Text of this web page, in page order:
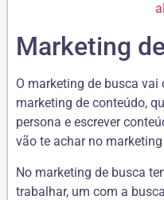
Marketing
O marketing de busca
marketing de conteúdo,
persona e escrever
vão te achar no
No marketing de busca
trabalhar, um com a